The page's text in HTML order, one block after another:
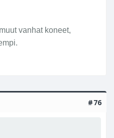
vanhat koneet,
#76